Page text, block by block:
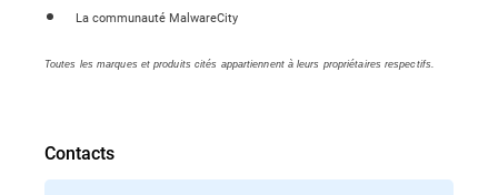
La communauté MalwareCity
Toutes les marques et produits cités appartiennent à leurs propriétaires respectifs.
Contacts